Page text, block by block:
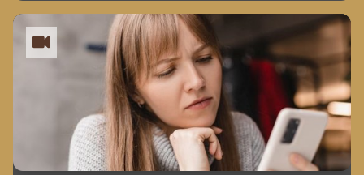
prihodkov. Na letošnjem tehnološkem sejmu CES v Las
Vegasu je predstavil novo kamero v obliki rože za
namestitev na domačem vrtu. Uspeh pripisujejo tudi
poprodajnim storitvam.